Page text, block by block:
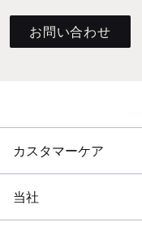
お問い合わせ
カスタマーケア
当社